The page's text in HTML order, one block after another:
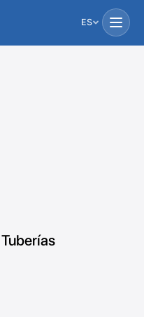
ES